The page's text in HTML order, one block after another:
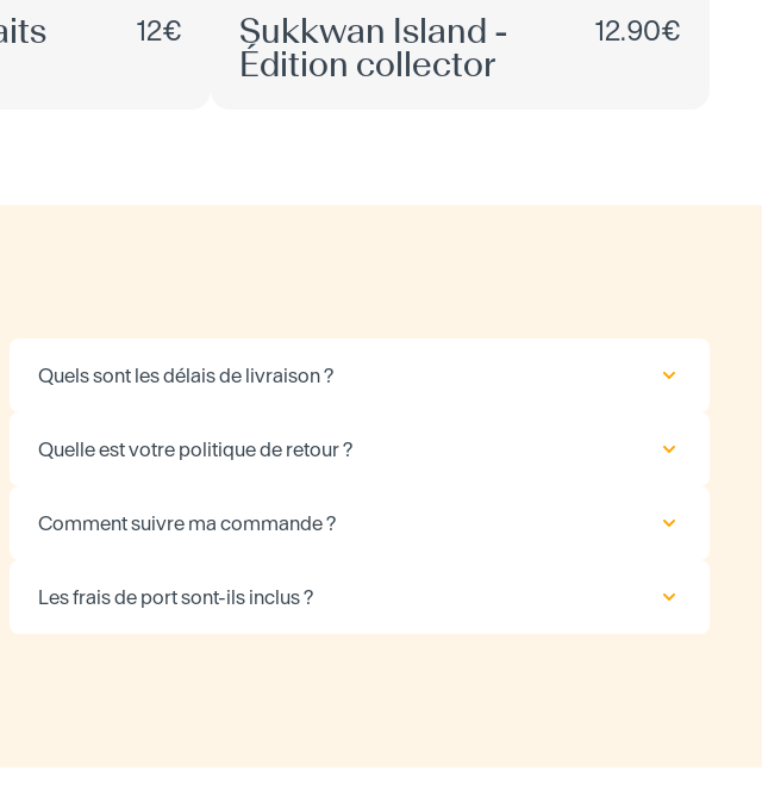
12€ Sukkwan Island -
Édition collector
12.90€
Quels sont les délais de livraison ?
Quelle est votre politique de retour ?
Comment suivre ma commande ?
Les frais de port sont-ils inclus ?